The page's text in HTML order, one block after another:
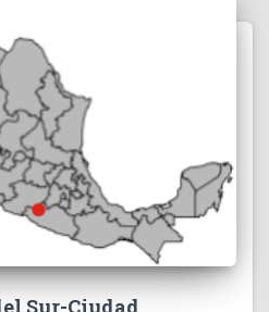
Sur-Ciudad